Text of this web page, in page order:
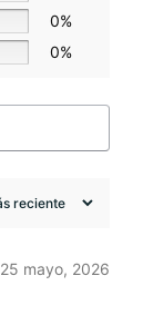
0%
0%
25 mayo, 2026